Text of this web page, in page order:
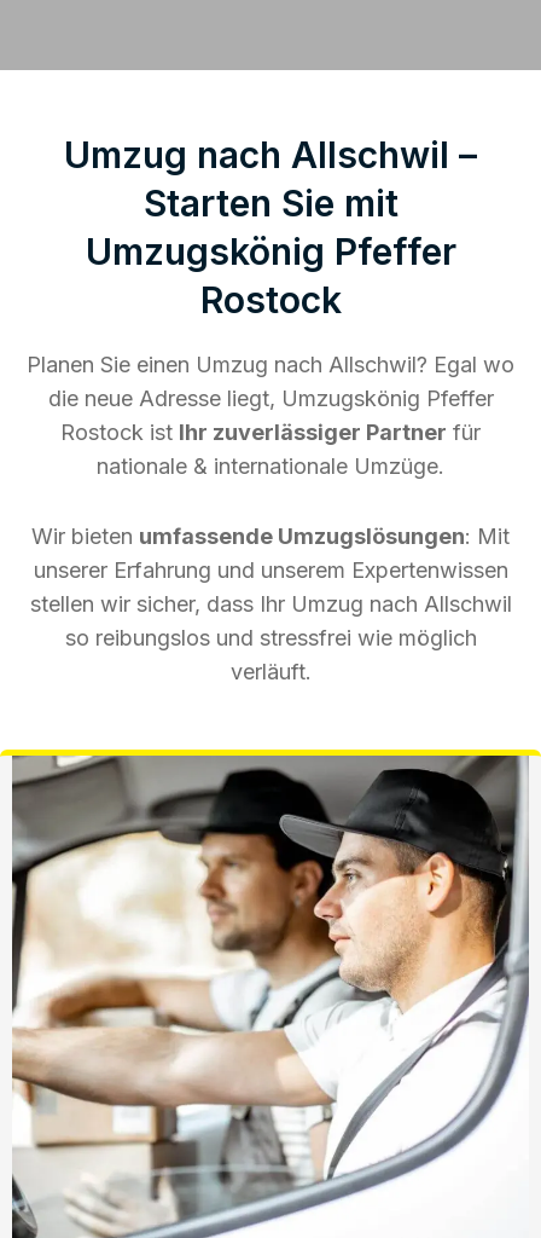
Umzug nach Allschwil –
Starten Sie mit
Umzugskönig Pfeffer
Rostock
Planen Sie einen Umzug nach Allschwil? Egal wo
die neue Adresse liegt, Umzugskönig Pfeffer
Rostock ist Ihr zuverlässiger Partner für
nationale & internationale Umzüge.
Wir bieten umfassende Umzugslösungen: Mit
unserer Erfahrung und unserem Expertenwissen
stellen wir sicher, dass Ihr Umzug nach Allschwil
so reibungslos und stressfrei wie möglich
verläuft.